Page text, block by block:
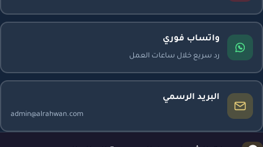
واتساب فوري
رد سريع خلال ساعات العمل
البريد الرسمي
admin@alrahwan.com